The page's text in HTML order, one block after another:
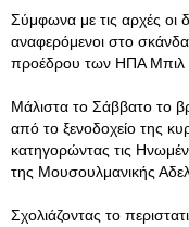
Σύμφωνα με τις αρχές οι
αναφερόμενοι στο
προέδρου των ΗΠΑ Μπιλ
Μάλιστα το Σάββατο το
από το ξενοδοχείο της
κατηγορώντας τις
της Μουσουλμανικής
Σχολιάζοντας το